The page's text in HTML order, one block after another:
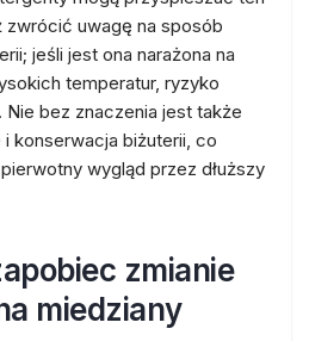
uwagę na sposób
jeśli jest ona narażona na
temperatur, ryzyko
Nie bez znaczenia jest także
konserwacja biżuterii, co
wygląd przez dłuższy
zmianie
miedziany